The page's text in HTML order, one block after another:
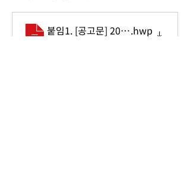
붙임1. [공고문] 2026년 호치민
.hwp